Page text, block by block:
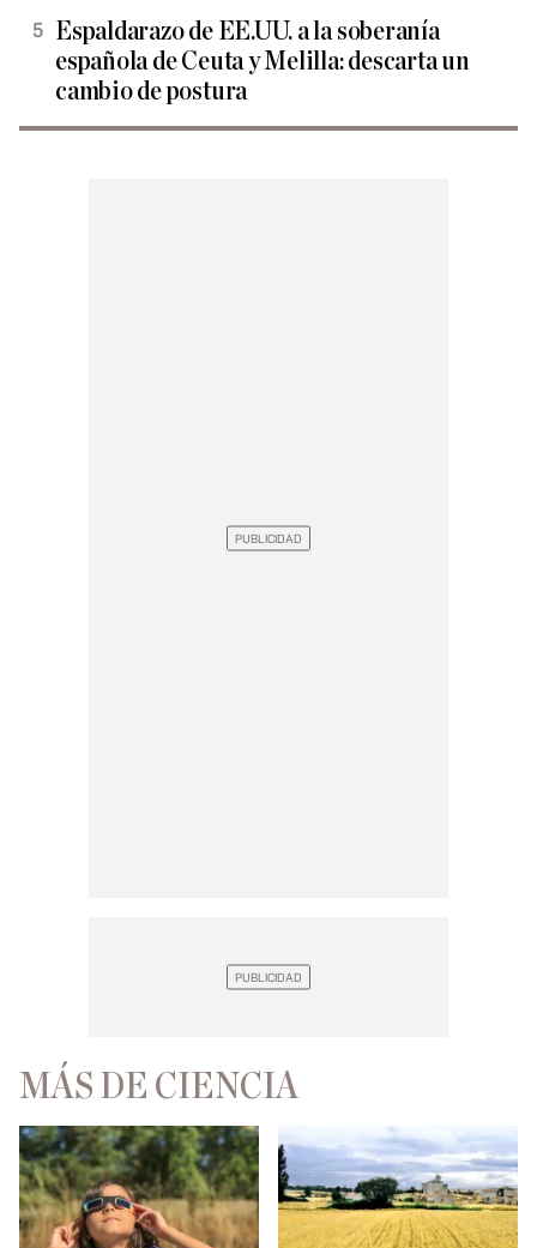
Espaldarazo de EE.UU. a la soberanía
española de Ceuta y Melilla: descarta un
cambio de postura
MÁS DE CIENCIA